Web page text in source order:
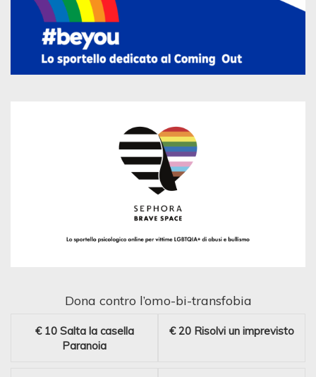
Dona contro l’omo-bi-transfobia
€ 10 Salta la casella
Paranoia
€ 20 Risolvi un imprevisto